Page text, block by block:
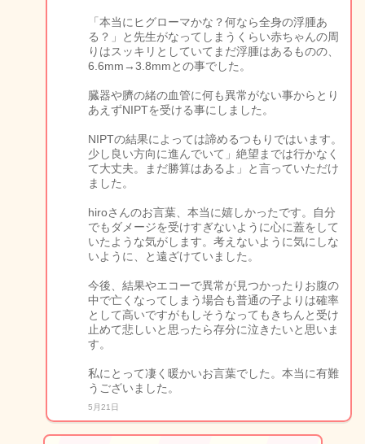
「本当にヒグローマかな？何なら全身の浮腫あ
る？」と先生がなってしまうくらい赤ちゃんの周
りはスッキリとしていてまだ浮腫はあるものの、
6.6mm→3.8mmとの事でした。
臓器や臍の緒の血管に何も異常がない事からとり
あえずNIPTを受ける事にしました。
NIPTの結果によっては諦めるつもりではいます。
少し良い方向に進んでいて」絶望までは行かなく
て大丈夫。まだ勝算はあるよ」と言っていただけ
ました。
hiroさんのお言葉、本当に嬉しかったです。自分
でもダメージを受けすぎないように心に蓋をして
いたような気がします。考えないように気にしな
いように、と遠ざけていました。
今後、結果やエコーで異常が見つかったりお腹の
中で亡くなってしまう場合も普通の子よりは確率
として高いですがもしそうなってもきちんと受け
止めて悲しいと思ったら存分に泣きたいと思いま
す。
私にとって凄く暖かいお言葉でした。本当に有難
うございました。
5月21日